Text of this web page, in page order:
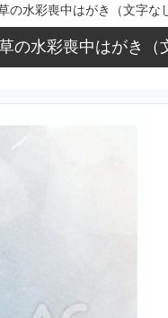
の水彩喪中はがき（文字な
の水彩喪中はがき（